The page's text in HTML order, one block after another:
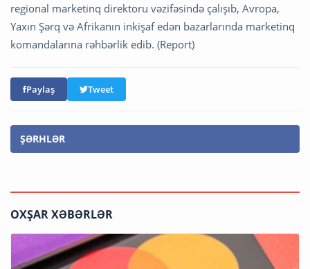
regional marketinq direktoru vəzifəsində çalışıb, Avropa,
Yaxın Şərq və Afrikanın inkişaf edən bazarlarında marketinq
komandalarına rəhbərlik edib. (Report)
Paylaş Tweet
ŞƏRHLƏR
OXŞAR XƏBƏRLƏR